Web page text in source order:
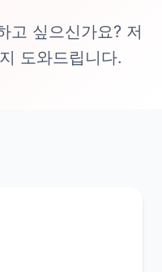
고 싶으신가요? 저
도와드립니다.